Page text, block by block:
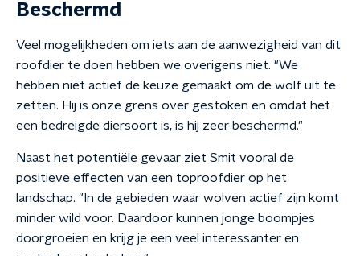
Beschermd
Veel mogelijkheden om iets aan de aanwezigheid van dit
roofdier te doen hebben we overigens niet. "We
hebben niet actief de keuze gemaakt om de wolf uit te
zetten. Hij is onze grens over gestoken en omdat het
een bedreigde diersoort is, is hij zeer beschermd."
Naast het potentiële gevaar ziet Smit vooral de
positieve effecten van een toproofdier op het
landschap. "In de gebieden waar wolven actief zijn komt
minder wild voor. Daardoor kunnen jonge boompjes
doorgroeien en krijg je een veel interessanter en